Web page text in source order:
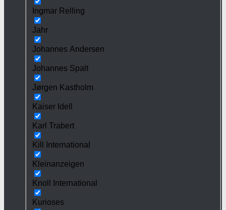
Ingmar Relling
Jahr
Johannes Andersen
Johannes Spalt
Jørgen Kastholm
Kaiser Idell
Karl Trabert
Kill International
Kleinanzeigen
Knoll International
Kurioses